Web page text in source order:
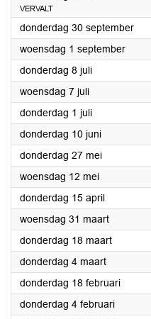
VERVALT
donderdag 30 september2021
woensdag 1 september2021
donderdag 8 juli2021
woensdag 7 juli2021
donderdag 1 juli2021
donderdag 10 juni2021
donderdag 27 mei2021
woensdag 12 mei2021
donderdag 15 april2021
woensdag 31 maart2021
donderdag 18 maart2021
donderdag 4 maart2021
donderdag 18 februari2021
donderdag 4 februari2021